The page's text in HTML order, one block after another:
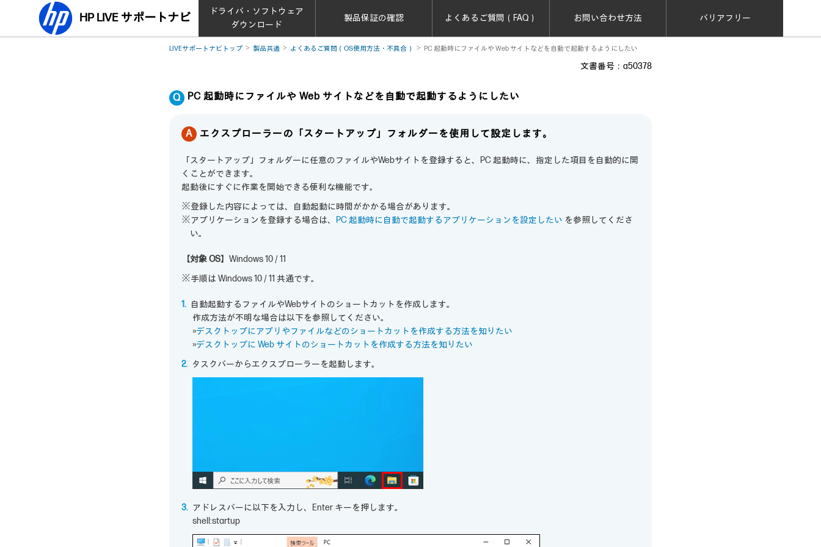
HP LIVE サポートナビ
ドライバ・ソフトウェア
ダウンロード
製品保証の確認 よくあるご質問（FAQ） お問い合わせ方法 バリアフリー
LIVEサポートナビトップ 製品共通 よくあるご質問（OS使用方法・不具合） PC 起動時にファイルや Web サイトなどを自動で起動するようにしたい
文書番号：a50378
PC 起動時にファイルや Web サイトなどを自動で起動するようにしたい
エクスプローラーの「スタートアップ」フォルダーを使用して設定します。
「スタートアップ」フォルダーに任意のファイルやWebサイトを登録すると、PC 起動時に、指定した項目を自動的に開
くことができます。
起動後にすぐに作業を開始できる便利な機能です。
※登録した内容によっては、自動起動に時間がかかる場合があります。
※アプリケーションを登録する場合は、
PC 起動時に自動で起動するアプリケーションを設定したい を参照してくださ
い。
【対象 OS】 Windows 10 / 11
※手順は Windows 10 / 11 共通です。
自動起動するファイルやWebサイトのショートカットを作成します。
作成方法が不明な場合は以下を参照してください。
»デスクトップにアプリやファイルなどのショートカットを作成する方法を知りたい
»デスクトップに Web サイトのショートカットを作成する方法を知りたい
タスクバーからエクスプローラーを起動します。
アドレスバーに以下を入力し、Enter キーを押します。
shell:startup